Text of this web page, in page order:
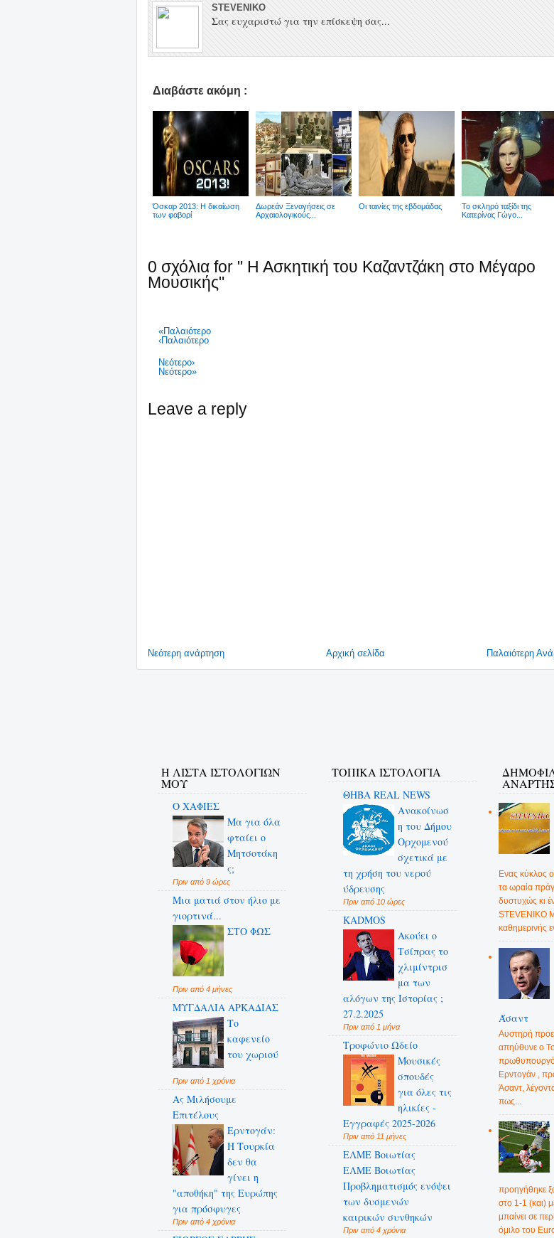
STEVENIKO
Σας ευχαριστώ για την επίσκεψη σας...
Διαβάστε ακόμη :
Όσκαρ 2013: Η δικαίωση
των φαβορί
Δωρεάν Ξεναγήσεις σε
Αρχαιολογικούς...
Οι ταινίες της εβδομάδας
Το σκληρό ταξίδι της
Κατερίνας Γώγο...
0 σχόλια for " Η Ασκητική του Καζαντζάκη στο Μέγαρο
Μουσικής"
«Παλαιότερο
‹Παλαιότερο
Νεότερο›
Νεότερο»
Leave a reply
Νεότερη ανάρτηση Παλαιότερη
Αρχική σελίδα
Η ΛΙΣΤΑ ΙΣΤΟΛΟΓΙΩΝ
ΜΟΥ
Ο ΧΑΦΙΕΣ
Μα για όλα
φταίει ο
Μητσοτάκη
ς;
Πριν από 9 ώρες
Μια ματιά στον ήλιο με
γιορτινά...
ΣΤΟ ΦΩΣ
Πριν από 4 μήνες
ΜΥΓΔΑΛΙΑ ΑΡΚΑΔΙΑΣ
Το
καφενείο
του χωριού
Πριν από 1 χρόνια
Ας Μιλήσουμε
Επιτέλους
Ερντογάν:
Η Τουρκία
δεν θα
γίνει η
"αποθήκη" της Ευρώπης
για πρόσφυγες
Πριν από 4 χρόνια
ΤΟΠΙΚΑ ΙΣΤΟΛΟΓΙΑ
ΘΗΒΑ REAL NEWS
Ανακοίνωσ
η του Δήμου
Ορχομενού
σχετικά με
τη χρήση του νερού
ύδρευσης
Πριν από 10 ώρες
KADMOS
Ακούει ο
Τσίπρας το
χλιμίντρισ
μα των
αλόγων της Ιστορίας ;
27.2.2025
Πριν από 1 μήνα
Τροφώνιο Ωδείο
Mουσικές
σπουδές
για όλες τις
ηλικίες -
Εγγραφές 2025-2026
Πριν από 11 μήνες
ΕΛΜΕ Βοιωτίας
ΕΛΜΕ Βοιωτίας
Προβληματισμός ενόψει
των δυσμενών
καιρικών συνθηκών
Πριν από 4 χρόνια
Ενας κύκλος
τα ωραία
δυστυχώς κι
STEVENIKO
καθημερινής
Άσαντ
Αυστηρή
απηύθυνε ο
Ερντογάν ,
Άσαντ,
πως...
προηγήθηκε
στο 1-1 (και)
μπαίνει σε
όμιλο του